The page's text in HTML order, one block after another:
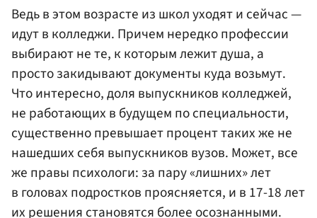
Ведь в этом возрасте из школ уходят и сейчас —
идут в колледжи. Причем нередко профессии
выбирают не те, к которым лежит душа, а
просто закидывают документы куда возьмут.
Что интересно, доля выпускников колледжей,
не работающих в будущем по специальности,
существенно превышает процент таких же не
нашедших себя выпускников вузов. Может, все
же правы психологи: за пару «лишних» лет
в головах подростков проясняется, и в 17-18 лет
их решения становятся более осознанными.